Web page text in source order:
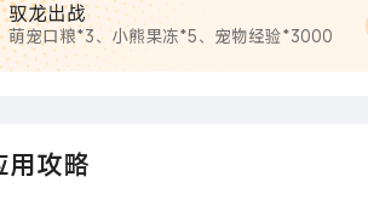
驭龙出战
萌宠口粮*3、小熊果冻*5、宠物经验*3000
用攻略